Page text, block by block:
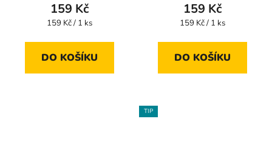
159 Kč
Měrná
159 Kč / 1 ks
DO KOŠÍKU
159 Kč
Měrná
159 Kč / 1 ks
DO KOŠÍKU
TIP